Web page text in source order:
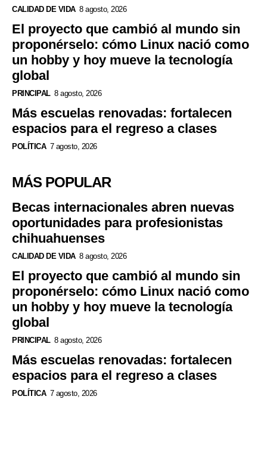
CALIDAD DE VIDA 8 agosto, 2026
El proyecto que cambió al mundo sin
proponérselo: cómo Linux nació como
un hobby y hoy mueve la tecnología
global
PRINCIPAL 8 agosto, 2026
Más escuelas renovadas: fortalecen
espacios para el regreso a clases
POLÍTICA 7 agosto, 2026
MÁS POPULAR
Becas internacionales abren nuevas
oportunidades para profesionistas
chihuahuenses
CALIDAD DE VIDA 8 agosto, 2026
El proyecto que cambió al mundo sin
proponérselo: cómo Linux nació como
un hobby y hoy mueve la tecnología
global
PRINCIPAL 8 agosto, 2026
Más escuelas renovadas: fortalecen
espacios para el regreso a clases
POLÍTICA 7 agosto, 2026